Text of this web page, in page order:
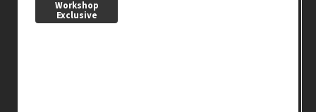
Workshop
Exclusive